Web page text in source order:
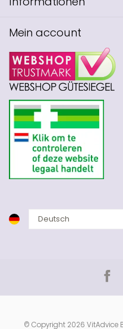
Mein account
© Copyright 2026 VitAdvice